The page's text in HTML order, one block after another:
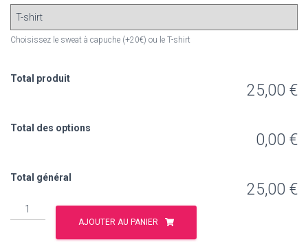
Choisissez le sweat à capuche (+20€) ou le T-shirt
Total produit
25,00 €
Total des options
0,00 €
Total général
25,00 €
quantité
de
AJOUTER AU PANIER